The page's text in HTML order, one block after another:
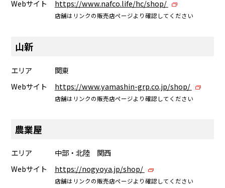
Webサイト
https://www.nafco.life/hc/shop/
店舗はリンクの販売店ページより確認してください
山新
エリア
関東
Webサイト
https://www.yamashin-grp.co.jp/shop/
店舗はリンクの販売店ページより確認してください
農業屋
エリア
中部・北陸 関西
Webサイト
https://nogyoya.jp/shop/
店舗はリンクの販売店ページより確認してください